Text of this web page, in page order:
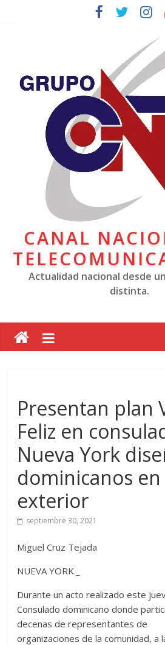
CANAL
Actualidad nacional desde
distinta.
Presentan plan
Feliz en
Nueva York
dominicanos en
exterior
septiembre 30, 2021
Miguel Cruz Tejada
NUEVA YORK._
Durante un acto realizado este
Consulado dominicano donde
decenas de representantes de
organizaciones de la comunidad, a